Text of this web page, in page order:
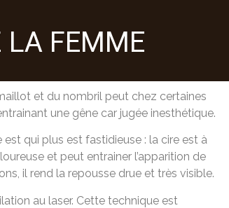
LA FEMME
et du nombril peut chez certaines
une gêne car jugée inesthétique.
est qui plus est fastidieuse : la cire est à
et peut entrainer l’apparition de
il rend la repousse drue et très visible.
au laser. Cette technique est